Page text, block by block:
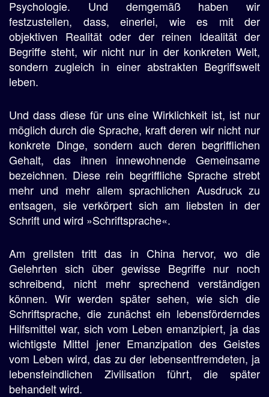
Psychologie. Und demgemäß haben wir
festzustellen, dass, einerlei, wie es mit der
objektiven Realität oder der reinen Idealität der
Begriffe steht, wir nicht nur in der konkreten Welt,
sondern zugleich in einer abstrakten Begriffswelt
leben.
Und dass diese für uns eine Wirklichkeit ist, ist nur
möglich durch die Sprache, kraft deren wir nicht nur
konkrete Dinge, sondern auch deren begrifflichen
Gehalt, das ihnen innewohnende Gemeinsame
bezeichnen. Diese rein begriffliche Sprache strebt
mehr und mehr allem sprachlichen Ausdruck zu
entsagen, sie verkörpert sich am liebsten in der
Schrift und wird »Schriftsprache«.
Am grellsten tritt das in China hervor, wo die
Gelehrten sich über gewisse Begriffe nur noch
schreibend, nicht mehr sprechend verständigen
können. Wir werden später sehen, wie sich die
Schriftsprache, die zunächst ein lebensförderndes
Hilfsmittel war, sich vom Leben emanzipiert, ja das
wichtigste Mittel jener Emanzipation des Geistes
vom Leben wird, das zu der lebensentfremdeten, ja
lebensfeindlichen Zivilisation führt, die später
behandelt wird.